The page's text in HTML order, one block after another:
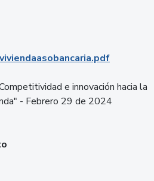
e innovación hacia la
- Febrero 29 de 2024